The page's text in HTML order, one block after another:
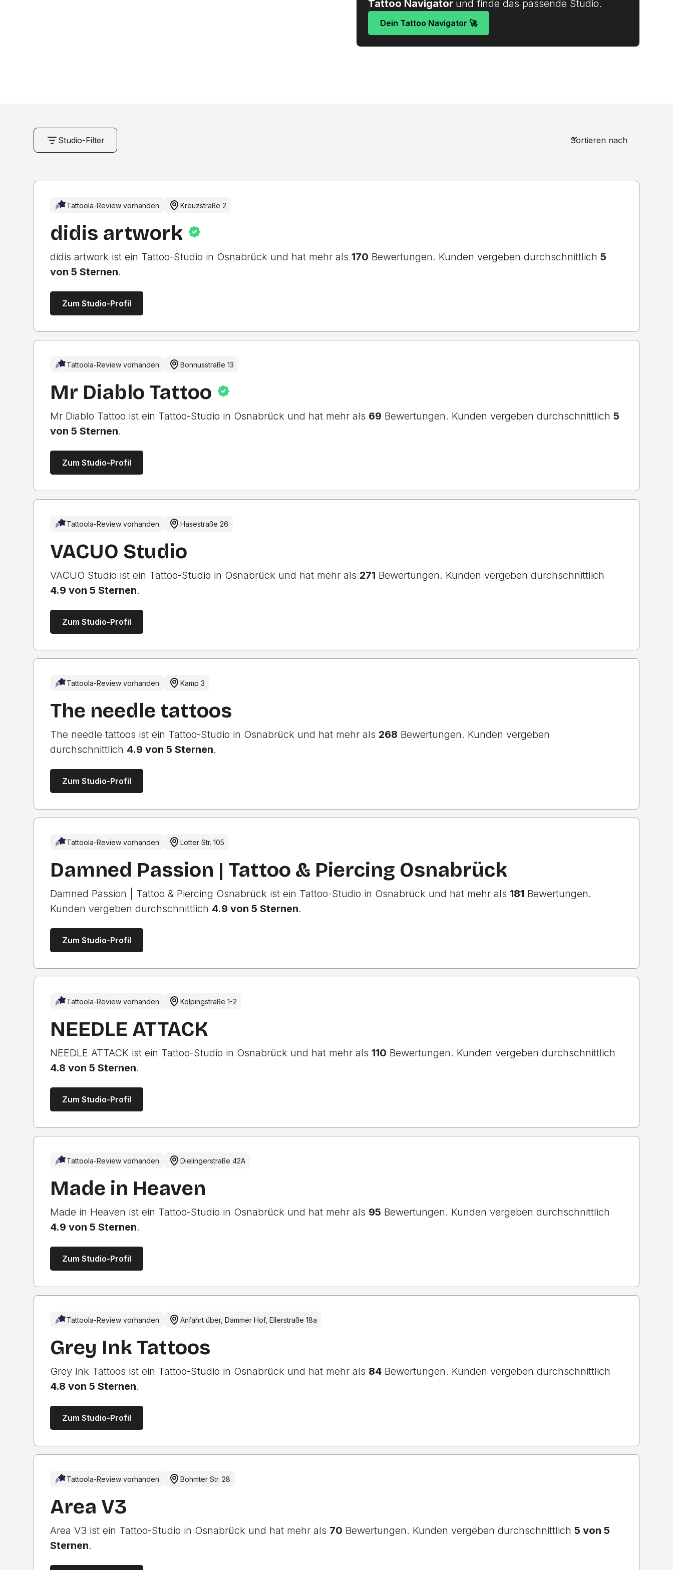
Tattoo Navigator und finde das passende Studio.
Dein Tattoo Navigator 🚀
Studio-Filter Sortieren nach
Tattoola-Review vorhanden Kreuzstraße 2
didis artwork
didis artwork ist ein Tattoo-Studio in Osnabrück und hat mehr als170 Bewertungen. Kunden vergeben durchschnittlich5
von 5 Sternen.
Zum Studio-Profil
Tattoola-Review vorhanden Bonnusstraße 13
Mr Diablo Tattoo
Mr Diablo Tattoo ist ein Tattoo-Studio in Osnabrück und hat mehr als 69 Bewertungen. Kunden vergeben durchschnittlich5
von 5 Sternen.
Zum Studio-Profil
Tattoola-Review vorhanden Hasestraße 26
VACUO Studio
VACUO Studio ist ein Tattoo-Studio in Osnabrück und hat mehr als 271 Bewertungen. Kunden vergeben durchschnittlich
4.9 von 5 Sternen.
Zum Studio-Profil
Tattoola-Review vorhanden Kamp 3
The needle tattoos
The needle tattoos ist ein Tattoo-Studio in Osnabrück und hat mehr als 268 Bewertungen. Kunden vergeben
durchschnittlich 4.9 von 5 Sternen.
Zum Studio-Profil
Tattoola-Review vorhanden Lotter Str. 105
Damned Passion | Tattoo & Piercing Osnabrück
Damned Passion | Tattoo & Piercing Osnabrück ist ein Tattoo-Studio in Osnabrück und hat mehr als181 Bewertungen.
Kunden vergeben durchschnittlich 4.9 von 5 Sternen.
Zum Studio-Profil
Tattoola-Review vorhanden Kolpingstraße 1-2
NEEDLE ATTACK
NEEDLE ATTACK ist ein Tattoo-Studio in Osnabrück und hat mehr als110 Bewertungen. Kunden vergeben durchschnittlich
4.8 von 5 Sternen.
Zum Studio-Profil
Tattoola-Review vorhanden Dielingerstraße 42A
Made in Heaven
Made in Heaven ist ein Tattoo-Studio in Osnabrück und hat mehr als 95 Bewertungen. Kunden vergeben durchschnittlich
4.9 von 5 Sternen.
Zum Studio-Profil
Tattoola-Review vorhanden Anfahrt über, Dammer Hof, Ellerstraße 18a
Grey Ink Tattoos
Grey Ink Tattoos ist ein Tattoo-Studio in Osnabrück und hat mehr als 84 Bewertungen. Kunden vergeben durchschnittlich
4.8 von 5 Sternen.
Zum Studio-Profil
Tattoola-Review vorhanden Bohmter Str. 28
Area V3
Area V3 ist ein Tattoo-Studio in Osnabrück und hat mehr als 70 Bewertungen. Kunden vergeben durchschnittlich5 von 5
Sternen.